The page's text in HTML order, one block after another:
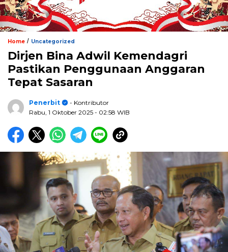
Home / Uncategorized
Dirjen Bina Adwil Kemendagri
Pastikan Penggunaan Anggaran
Tepat Sasaran
Penerbit
- Kontributor
Rabu, 1 Oktober 2025 - 02:58 WIB